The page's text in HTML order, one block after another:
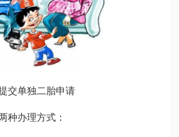
交单独二胎申请
种办理方式：